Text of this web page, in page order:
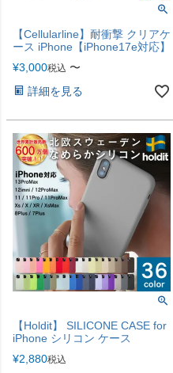
【Cellularline】耐衝撃 クリアケ
ース iPhone【iPhone17e対応】
¥3,000税込 〜
詳細を見る
【Holdit】 SILICONE CASE for
iPhone シリコン ケース
¥2,880税込